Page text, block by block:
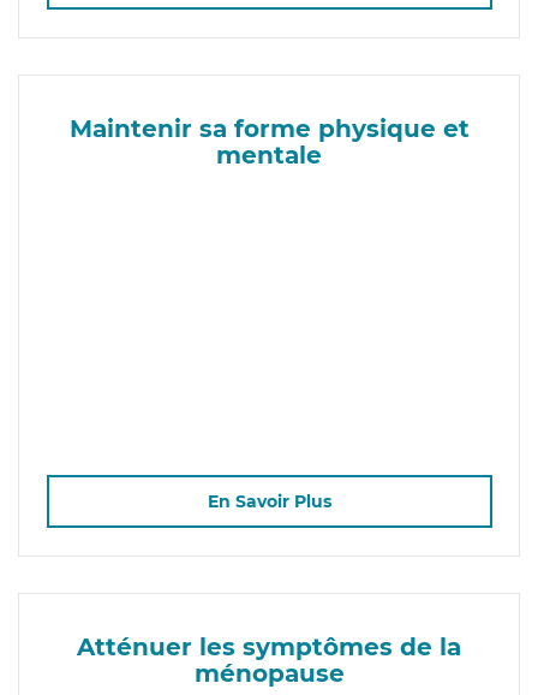
Maintenir sa forme physique et
mentale
En Savoir Plus
Atténuer les symptômes de la
ménopause